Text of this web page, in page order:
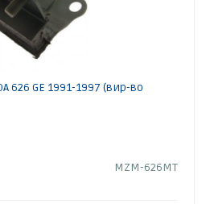
626 GE 1991-1997 (вир-во
MZM-626MT